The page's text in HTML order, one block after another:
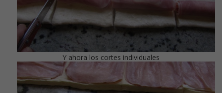
Y ahora los cortes individuales